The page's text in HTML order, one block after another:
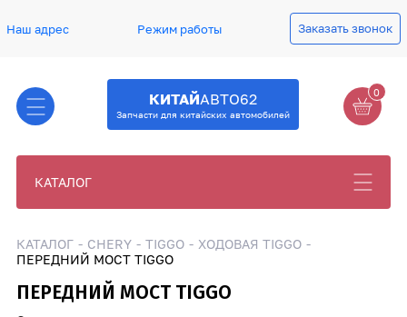
Наш адрес Режим работы Заказать звонок
КИТАЙАВТО62
Запчасти для китайских автомобилей
0
КАТАЛОГ
КАТАЛОГ CHERY TIGGO
ХОДОВАЯ TIGGO
ПЕРЕДНИЙ МОСТ TIGGO
ПЕРЕДНИЙ МОСТ TIGGO